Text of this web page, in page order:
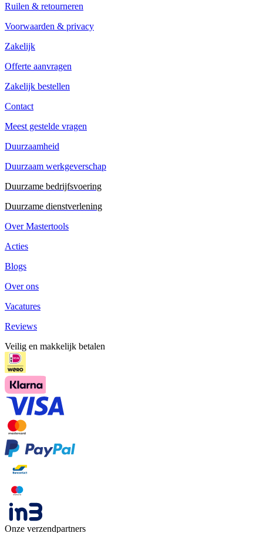
Ruilen & retourneren
Voorwaarden & privacy
Zakelijk
Offerte aanvragen
Zakelijk bestellen
Contact
Meest gestelde vragen
Duurzaamheid
Duurzaam werkgeverschap
Duurzame bedrijfsvoering
Duurzame dienstverlening
Over Mastertools
Acties
Blogs
Over ons
Vacatures
Reviews
Veilig en makkelijk betalen
Onze verzendpartners